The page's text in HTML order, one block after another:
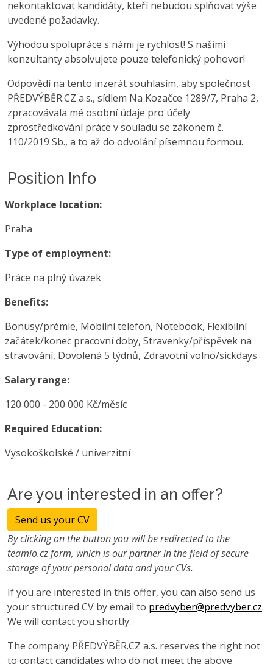
nekontaktovat kandidáty, kteří nebudou splňovat výše
uvedené požadavky.
Výhodou spolupráce s námi je rychlost! S našimi
konzultanty absolvujete pouze telefonický pohovor!
Odpovědí na tento inzerát souhlasím, aby společnost
PŘEDVÝBĚR.CZ a.s., sídlem Na Kozačce 1289/7, Praha 2,
zpracovávala mé osobní údaje pro účely
zprostředkování práce v souladu se zákonem č.
110/2019 Sb., a to až do odvolání písemnou formou.
Position Info
Workplace location:
Praha
Type of employment:
Práce na plný úvazek
Benefits:
Bonusy/prémie, Mobilní telefon, Notebook, Flexibilní
začátek/konec pracovní doby, Stravenky/příspěvek na
stravování, Dovolená 5 týdnů, Zdravotní volno/sickdays
Salary range:
120 000 - 200 000 Kč/měsíc
Required Education:
Vysokoškolské / univerzitní
Are you interested in an offer?
Send us your CV
By clicking on the button you will be redirected to the
teamio.cz form, which is our partner in the field of secure
storage of your personal data and your CVs.
If you are interested in this offer, you can also send us
your structured CV by email to predvyber@predvyber.cz.
We will contact you shortly.
The company PŘEDVÝBĚR.CZ a.s. reserves the right not
to contact candidates who do not meet the above